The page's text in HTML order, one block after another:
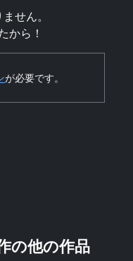
せん。
から！
が必要です。
の他の作品